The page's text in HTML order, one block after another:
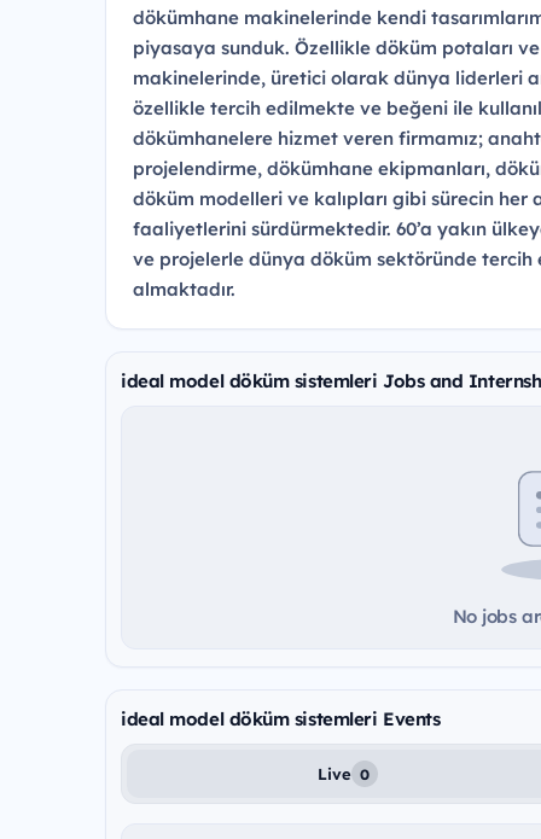
dökümhane makinelerinde kendi
piyasaya sunduk. Özellikle döküm potaları
makinelerinde, üretici olarak dünya liderleri
özellikle tercih edilmekte ve beğeni ile
dökümhanelere hizmet veren firmamız;
projelendirme, dökümhane ekipmanları,
döküm modelleri ve kalıpları gibi sürecin her
faaliyetlerini sürdürmektedir. 60’a yakın
ve projelerle dünya döküm sektöründe tercih
almaktadır.
ideal model döküm sistemleri Jobs and
No jobs
ideal model döküm sistemleri Events
Live 0